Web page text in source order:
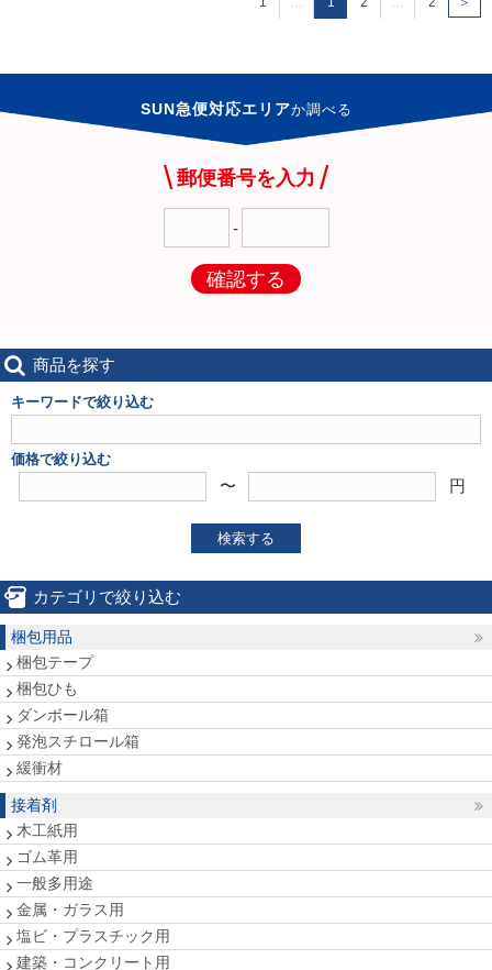
SUN急便対応エリアか調べる
郵便番号を入力
-
確認する
商品を探す
キーワードで絞り込む
価格で絞り込む
〜 円
検索する
カテゴリで絞り込む
梱包用品
梱包テープ
梱包ひも
ダンボール箱
発泡スチロール箱
緩衝材
接着剤
木工紙用
ゴム革用
一般多用途
金属・ガラス用
塩ビ・プラスチック用
建築・コンクリート用